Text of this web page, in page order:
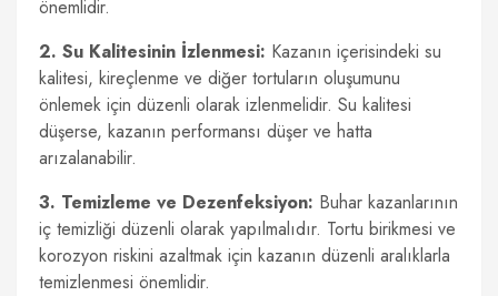
önemlidir.
2. Su Kalitesinin İzlenmesi: Kazanın içerisindeki su
kalitesi, kireçlenme ve diğer tortuların oluşumunu
önlemek için düzenli olarak izlenmelidir. Su kalitesi
düşerse, kazanın performansı düşer ve hatta
arızalanabilir.
3. Temizleme ve Dezenfeksiyon: Buhar kazanlarının
iç temizliği düzenli olarak yapılmalıdır. Tortu birikmesi ve
korozyon riskini azaltmak için kazanın düzenli aralıklarla
temizlenmesi önemlidir.